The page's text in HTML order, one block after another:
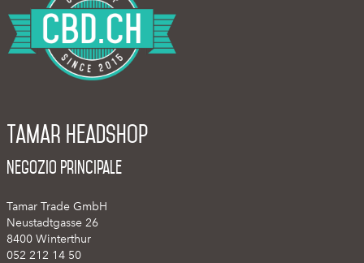
Tamar Headshop
Negozio Principale
Tamar Trade GmbH
Neustadtgasse 26
8400 Winterthur
052 212 14 50